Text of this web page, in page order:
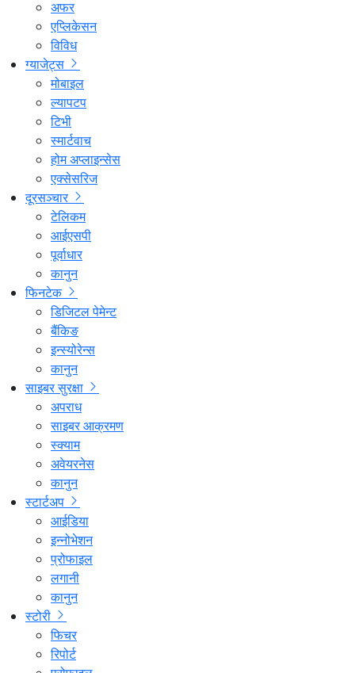
अफर
एप्लिकेसन
विविध
ग्याजेट्स
मोबाइल
ल्यापटप
टिभी
स्मार्टवाच
होम अप्लाइन्सेस
एक्सेसरिज
दूरसञ्चार
टेलिकम
आईएसपी
पूर्वाधार
कानुन
फिनटेक
डिजिटल पेमेन्ट
बैंकिङ
इन्स्योरेन्स
कानुन
साइबर सुरक्षा
अपराध
साइबर आक्रमण
स्क्याम
अवेयरनेस
कानुन
स्टार्टअप
आईडिया
इन्नोभेशन
प्रोफाइल
लगानी
कानुन
स्टोरी
फिचर
रिपोर्ट